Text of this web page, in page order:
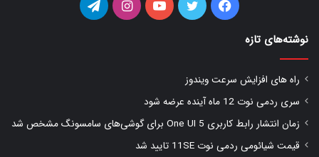
فیس توییتر یوتیوب اینستاگرامتلگرام
نوشته‌های تازه
راه های افزایش سرعت ویندوز
سری ردمی نوت 12 ماه آینده عرضه شود
زمان انتشار رابط کاربری One UI 5 برای گوشی‌های سامسونگ مشخص شد
قیمت شیائومی ردمی نوت 11SE تایید شد